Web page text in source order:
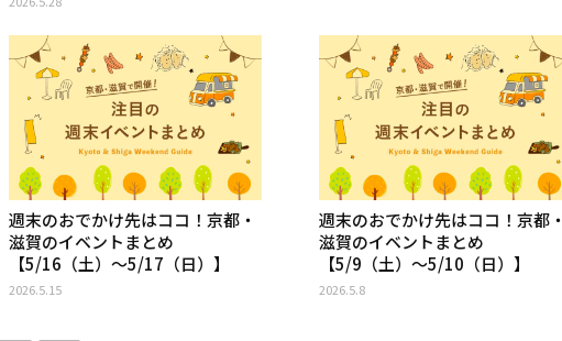
週末のおでかけ先はココ！京都・
滋賀のイベントまとめ
【5/16（土）〜5/17（日）】
2026.5.15
週末のおでかけ先はココ！京都・
滋賀のイベントまとめ
【5/9（土）〜5/10（日）】
2026.5.8